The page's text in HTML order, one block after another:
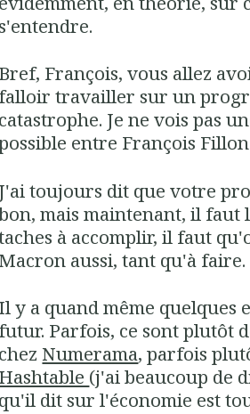
Bref, François, vous allez
falloir travailler sur un
catastrophe. Je ne vois pas
entre François
J'ai toujours dit que votre
mais maintenant, il faut
à accomplir, il faut
aussi, tant qu'à faire.
Il y a quand même quelques
futur. Parfois, ce sont plutôt
chezNumerama, parfois
Hashtable (j'ai beaucoup de
qu'il dit sur l'économie est